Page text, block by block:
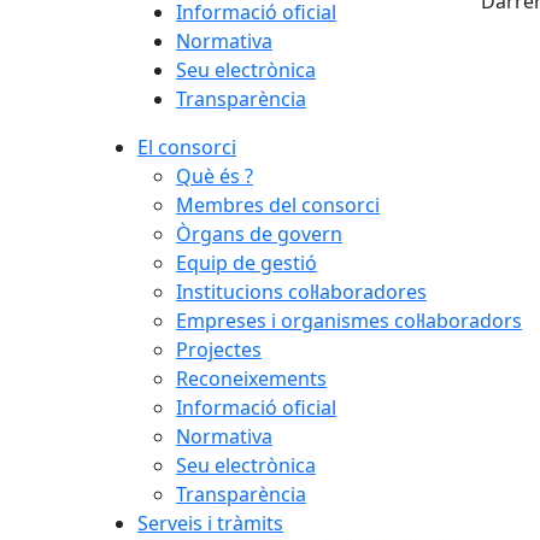
Informació oficial
Normativa
Seu electrònica
Transparència
El consorci
Què és ?
Membres del consorci
Òrgans de govern
Equip de gestió
Institucions col·laboradores
Empreses i organismes col·laboradors
Projectes
Reconeixements
Informació oficial
Normativa
Seu electrònica
Transparència
Serveis i tràmits